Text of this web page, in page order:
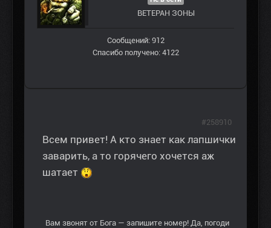
ВЕТЕРАН ЗOНЫ
Сообщений: 912
Спасибо получено: 4122
Всем привет! А кто знает как лапшички
заварить, а то горячего хочется аж
шатает
Вам звонят от Бога — запишите номер! Да, погоди
#258910